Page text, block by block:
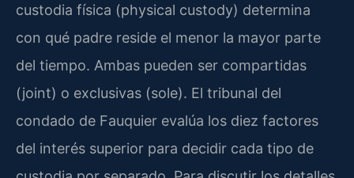
custodia física (physical custody) determina
con qué padre reside el menor la mayor parte
del tiempo. Ambas pueden ser compartidas
(joint) o exclusivas (sole). El tribunal del
condado de Fauquier evalúa los diez factores
del interés superior para decidir cada tipo de